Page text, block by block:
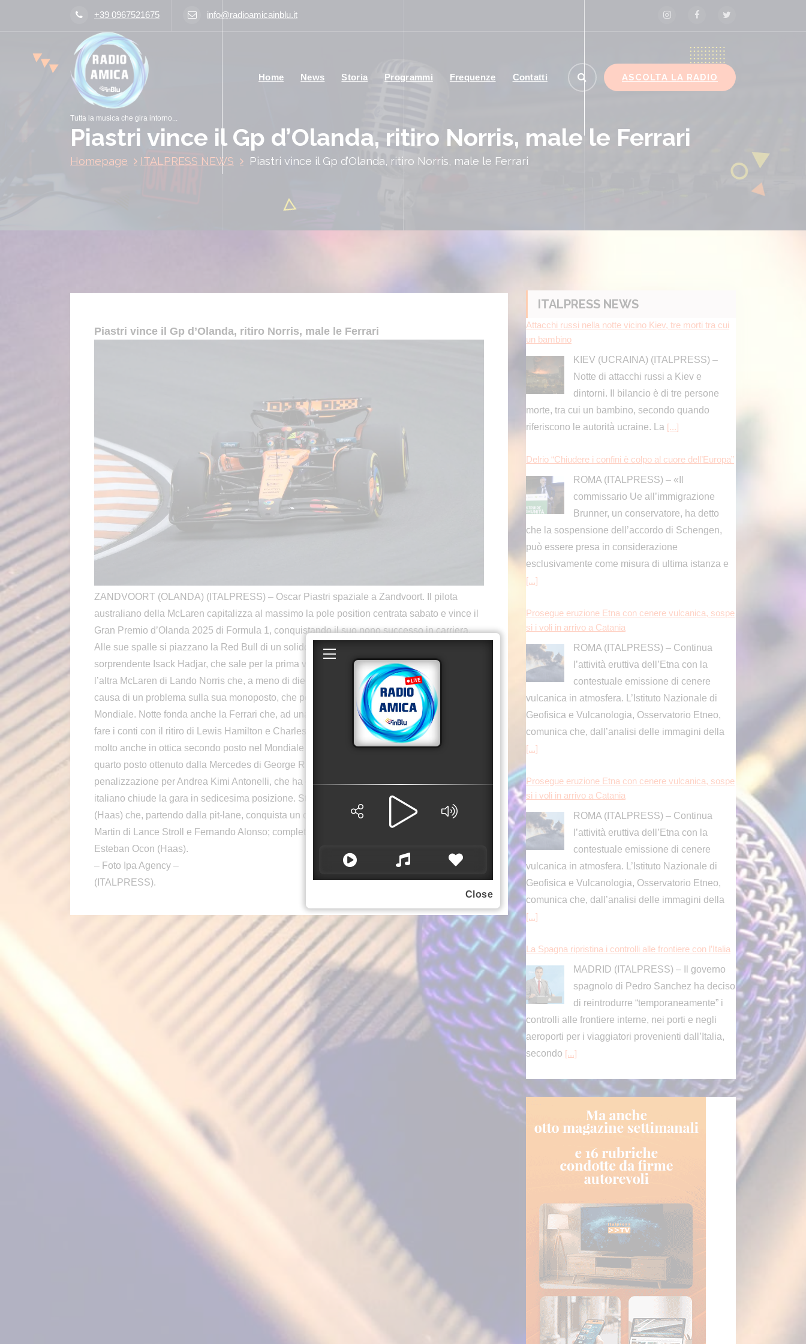
+39 0967521675 info@radioamicainblu.it
Tutta la musica che gira intorno...
Home News Storia Programmi Frequenze Contatti ASCOLTA LA RADIO
Piastri vince il Gp d’Olanda, ritiro Norris, male le Ferrari
Homepage ITALPRESS NEWS Piastri vince il Gp d’Olanda, ritiro Norris, male le Ferrari
Piastri vince il Gp d’Olanda, ritiro Norris, male le Ferrari
ZANDVOORT (OLANDA) (ITALPRESS) – Oscar Piastri spaziale a Zandvoort. Il pilota
australiano della McLaren capitalizza al massimo la pole position centrata sabato e vince il
Gran Premio d’Olanda 2025 di Formula 1, conquistando il suo nono successo in carriera.
Alle sue spalle si piazzano la Red Bull di un solido Max Verstappen e la Racing Bulls di un
sorprendente Isack Hadjar, che sale per la prima volta in carriera sul podio. Duro colpo per
l’altra McLaren di Lando Norris che, a meno di dieci giri dal termine, è costretto al ritiro a
causa di un problema sulla sua monoposto, che potrebbe essere pesantissimo in ottica
Mondiale. Notte fonda anche la Ferrari che, ad una settimana dal Gran Premio d’Italia, deve
fare i conti con il ritiro di Lewis Hamilton e Charles Leclerc. Il doppio zero della Rossa pesa
molto anche in ottica secondo posto nel Mondiale costruttori, soprattutto considerando il
quarto posto ottenuto dalla Mercedes di George Russell a Zandvoort. Doppia
penalizzazione per Andrea Kimi Antonelli, che ha causato l’incidente di Leclerc: il pilota
italiano chiude la gara in sedicesima posizione. Strepitosa rimonta di Oliver Bearman
(Haas) che, partendo dalla pit-lane, conquista un ottimo sesto posto davanti alle Aston
Martin di Lance Stroll e Fernando Alonso; completano la top 10 Yuki Tsunoda (Red Bull) ed
Esteban Ocon (Haas).
– Foto Ipa Agency –
(ITALPRESS).
ITALPRESS NEWS
Attacchi russi nella notte vicino Kiev, tre morti tra cui
un bambino
KIEV (UCRAINA) (ITALPRESS) –
Notte di attacchi russi a Kiev e
dintorni. Il bilancio è di tre persone
morte, tra cui un bambino, secondo quando
riferiscono le autorità ucraine. La [...]
Delrio “Chiudere i confini è colpo al cuore dell’Europa”
ROMA (ITALPRESS) – «Il
commissario Ue all’immigrazione
Brunner, un conservatore, ha detto
che la sospensione dell’accordo di Schengen,
può essere presa in considerazione
esclusivamente come misura di ultima istanza e
[...]
Prosegue eruzione Etna con cenere vulcanica, sospe
si i voli in arrivo a Catania
ROMA (ITALPRESS) – Continua
l’attività eruttiva dell’Etna con la
contestuale emissione di cenere
vulcanica in atmosfera. L’Istituto Nazionale di
Geofisica e Vulcanologia, Osservatorio Etneo,
comunica che, dall’analisi delle immagini della
[...]
Prosegue eruzione Etna con cenere vulcanica, sospe
si i voli in arrivo a Catania
ROMA (ITALPRESS) – Continua
l’attività eruttiva dell’Etna con la
contestuale emissione di cenere
vulcanica in atmosfera. L’Istituto Nazionale di
Geofisica e Vulcanologia, Osservatorio Etneo,
comunica che, dall’analisi delle immagini della
[...]
La Spagna ripristina i controlli alle frontiere con l’Italia
MADRID (ITALPRESS) – Il governo
spagnolo di Pedro Sanchez ha deciso
di reintrodurre “temporaneamente” i
controlli alle frontiere interne, nei porti e negli
aeroporti per i viaggiatori provenienti dall’Italia,
secondo [...]
Close